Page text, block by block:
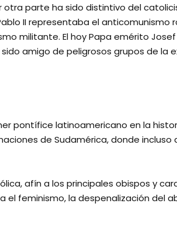
parte ha sido distintivo del
II representaba el anticomunismo
militante. El hoy Papa emérito
amigo de peligrosos grupos de la
pontífice latinoamericano en la
de Sudamérica, donde incluso
afín a los principales obispos y
feminismo, la despenalización del